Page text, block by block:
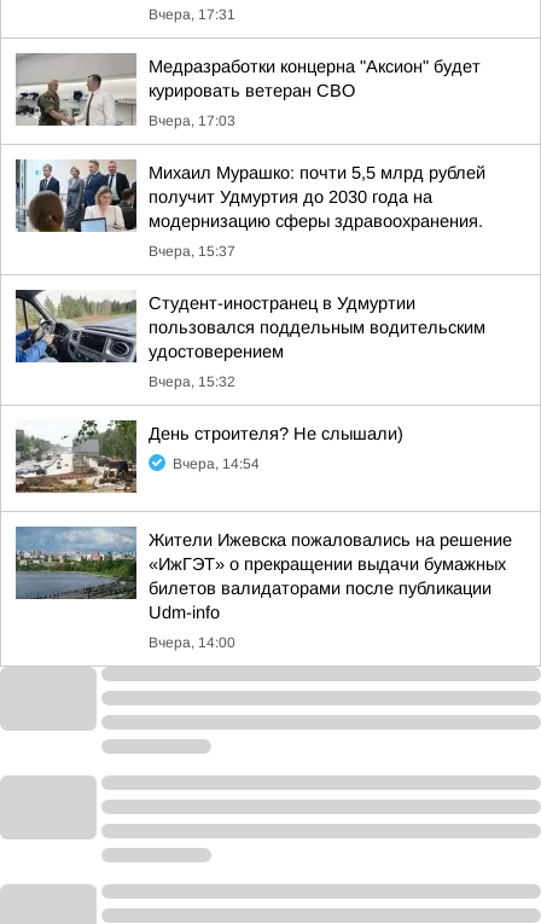
Вчера, 17:31
Медразработки концерна "Аксион" будет
курировать ветеран СВО
Вчера, 17:03
Михаил Мурашко: почти 5,5 млрд рублей
получит Удмуртия до 2030 года на
модернизацию сферы здравоохранения.
Вчера, 15:37
Студент-иностранец в Удмуртии
пользовался поддельным водительским
удостоверением
Вчера, 15:32
День строителя? Не слышали)
Вчера, 14:54
Жители Ижевска пожаловались на решение
«ИжГЭТ» о прекращении выдачи бумажных
билетов валидаторами после публикации
Udm-info
Вчера, 14:00